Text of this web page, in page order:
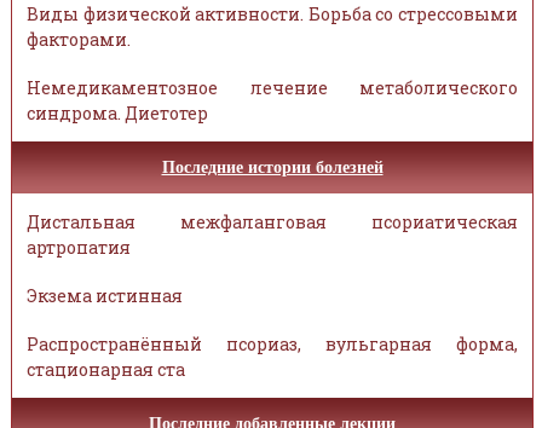
Виды физической активности. Борьба со стрессовыми
факторами.
Немедикаментозное лечение метаболического
синдрома. Диетотер
Последние истории болезней
Дистальная межфаланговая псориатическая
артропатия
Экзема истинная
Распространённый псориаз, вульгарная форма,
стационарная ста
Последние добавленные лекции